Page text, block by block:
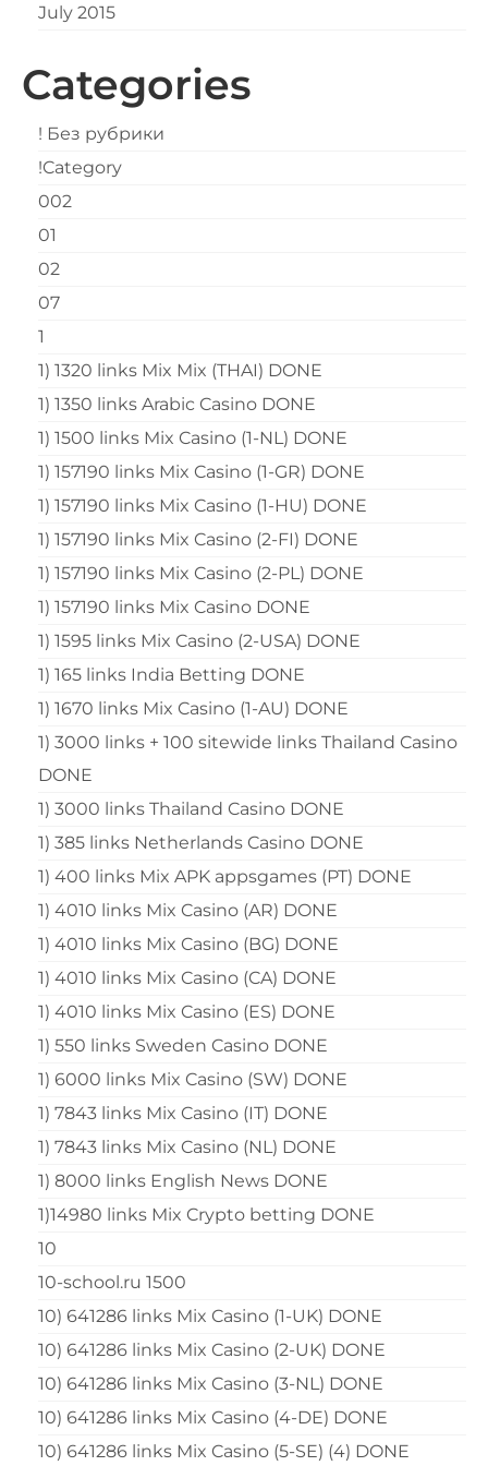
July 2015
Categories
! Без рубрики
!Category
002
01
02
07
1
1) 1320 links Mix Mix (THAI) DONE
1) 1350 links Arabic Casino DONE
1) 1500 links Mix Casino (1-NL) DONE
1) 157190 links Mix Casino (1-GR) DONE
1) 157190 links Mix Casino (1-HU) DONE
1) 157190 links Mix Casino (2-FI) DONE
1) 157190 links Mix Casino (2-PL) DONE
1) 157190 links Mix Casino DONE
1) 1595 links Mix Casino (2-USA) DONE
1) 165 links India Betting DONE
1) 1670 links Mix Casino (1-AU) DONE
1) 3000 links + 100 sitewide links Thailand Casino
DONE
1) 3000 links Thailand Casino DONE
1) 385 links Netherlands Casino DONE
1) 400 links Mix APK appsgames (PT) DONE
1) 4010 links Mix Casino (AR) DONE
1) 4010 links Mix Casino (BG) DONE
1) 4010 links Mix Casino (CA) DONE
1) 4010 links Mix Casino (ES) DONE
1) 550 links Sweden Casino DONE
1) 6000 links Mix Casino (SW) DONE
1) 7843 links Mix Casino (IT) DONE
1) 7843 links Mix Casino (NL) DONE
1) 8000 links English News DONE
1)14980 links Mix Crypto betting DONE
10
10-school.ru 1500
10) 641286 links Mix Casino (1-UK) DONE
10) 641286 links Mix Casino (2-UK) DONE
10) 641286 links Mix Casino (3-NL) DONE
10) 641286 links Mix Casino (4-DE) DONE
10) 641286 links Mix Casino (5-SE) (4) DONE